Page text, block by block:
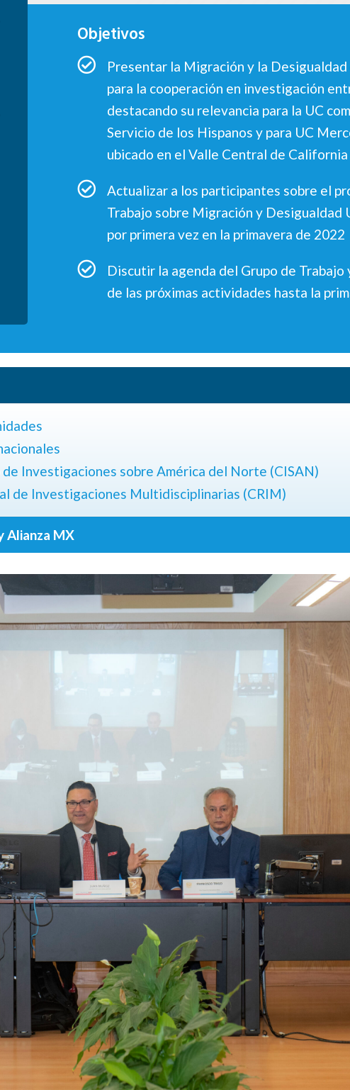
Objetivos
Presentar la Migración y la
para la cooperación en investigación
destacando su relevancia para la UC
Servicio de los Hispanos y para UC
ubicado en el Valle Central de California
Actualizar a los participantes sobre el
Trabajo sobre Migración y Desigualdad
por primera vez en la primavera de 2022
Discutir la agenda del Grupo de Trabajo
de las próximas actividades hasta la
Investigaciones sobre América del Norte (CISAN)
de Investigaciones Multidisciplinarias (CRIM)
Alianza MX